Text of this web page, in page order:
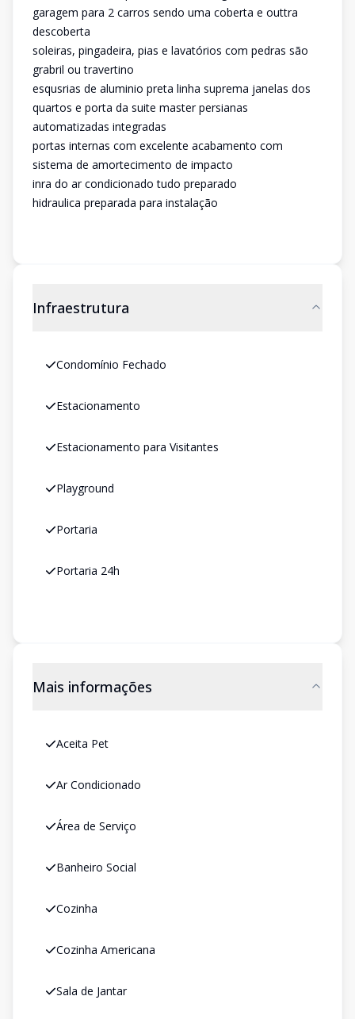
garagem para 2 carros sendo uma coberta e outtra
descoberta
soleiras, pingadeira, pias e lavatórios com pedras são
grabril ou travertino
esqusrias de aluminio preta linha suprema janelas dos
quartos e porta da suite master persianas
automatizadas integradas
portas internas com excelente acabamento com
sistema de amortecimento de impacto
inra do ar condicionado tudo preparado
hidraulica preparada para instalação
Infraestrutura
Condomínio Fechado
Estacionamento
Estacionamento para Visitantes
Playground
Portaria
Portaria 24h
Mais informações
Aceita Pet
Ar Condicionado
Área de Serviço
Banheiro Social
Cozinha
Cozinha Americana
Sala de Jantar